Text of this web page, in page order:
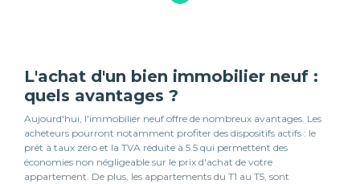
L'achat d'un bien immobilier neuf :
quels avantages ?
Aujourd'hui, l'immobilier neuf offre de nombreux avantages. Les
acheteurs pourront notamment profiter des dispositifs actifs : le
prêt à taux zéro et la TVA réduite à 5.5 qui permettent des
économies non négligeable sur le prix d'achat de votre
appartement. De plus, les appartements du T1 au T5, sont